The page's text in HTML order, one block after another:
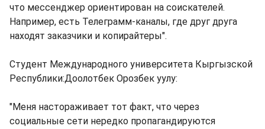
что мессенджер ориентирован на соискателей.
Например, есть Телеграмм-каналы, где друг друга
находят заказчики и копирайтеры".
Студент Международного университета Кыргызской
Республики:Доолотбек Орозбек уулу:
"Меня настораживает тот факт, что через
социальные сети нередко пропагандируются